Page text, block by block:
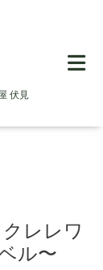
伏見
レレワ
ル〜